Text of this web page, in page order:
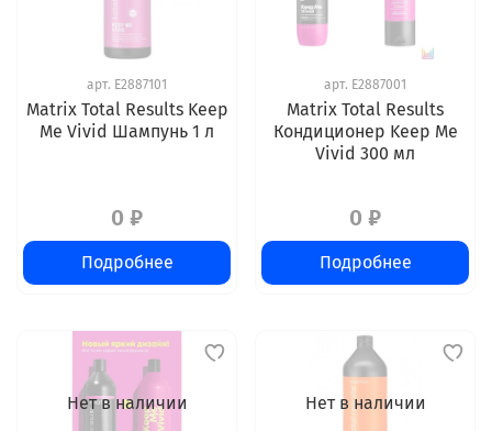
арт. E2887101
Matrix Total Results Keep
Me Vivid Шампунь 1 л
0 ₽
Подробнее
арт. E2887001
Matrix Total Results
Кондиционер Keep Me
Vivid 300 мл
0 ₽
Подробнее
Нет в наличии Нет в наличии